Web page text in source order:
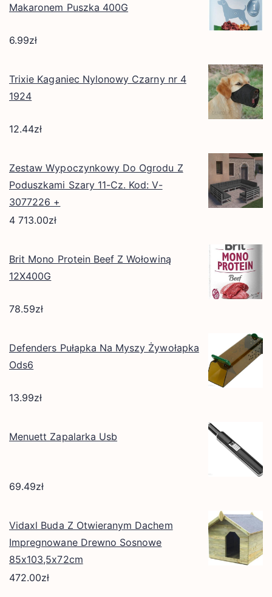
Makaronem Puszka 400G
6.99zł
Trixie Kaganiec Nylonowy Czarny nr 4
1924
12.44zł
Zestaw Wypoczynkowy Do Ogrodu Z
Poduszkami Szary 11-Cz. Kod: V-
3077226 +
4 713.00zł
Brit Mono Protein Beef Z Wołowiną
12X400G
78.59zł
Defenders Pułapka Na Myszy Żywołapka
Ods6
13.99zł
Menuett Zapalarka Usb
69.49zł
Vidaxl Buda Z Otwieranym Dachem
Impregnowane Drewno Sosnowe
85x103,5x72cm
472.00zł